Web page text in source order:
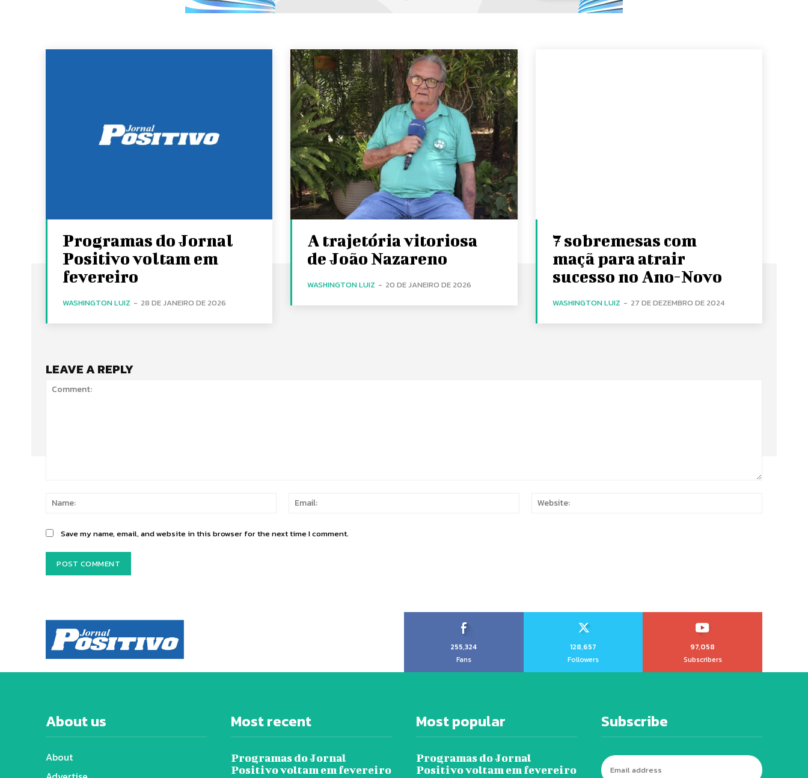
Programas do Jornal
Positivo voltam em
fevereiro
WASHINGTON LUIZ - 28 DE JANEIRO DE 2026
A trajetória vitoriosa
de João Nazareno
WASHINGTON LUIZ - 20 DE JANEIRO DE 2026
7 sobremesas com
maçã para atrair
sucesso no Ano-Novo
WASHINGTON LUIZ - 27 DE DEZEMBRO DE 2024
LEAVE A REPLY
Name:
Email:
Save my name, email, and website in this browser for the next time I comment.
255,324
Fans
128,657
Followers
97,058
Subscribers
About us
About
Most recent
Programas do Jornal
Positivo voltam em fevereiro
Most popular
Programas do Jornal
Positivo voltam em fevereiro
Subscribe